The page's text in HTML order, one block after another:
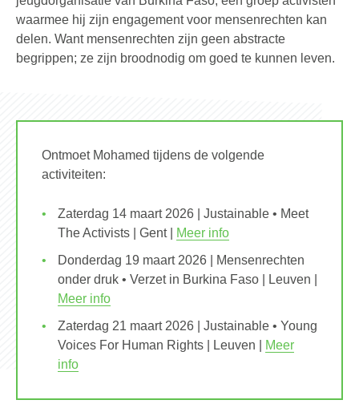
waarmee hij zijn engagement voor mensenrechten kan
delen. Want mensenrechten zijn geen abstracte
begrippen; ze zijn broodnodig om goed te kunnen leven.
Ontmoet Mohamed tijdens de volgende
activiteiten:
Zaterdag 14 maart 2026 | Justainable • Meet
The Activists | Gent |
Meer info
Donderdag 19 maart 2026 | Mensenrechten
onder druk • Verzet in Burkina Faso | Leuven |
Meer info
Zaterdag 21 maart 2026 | Justainable • Young
Voices For Human Rights | Leuven |
Meer
info